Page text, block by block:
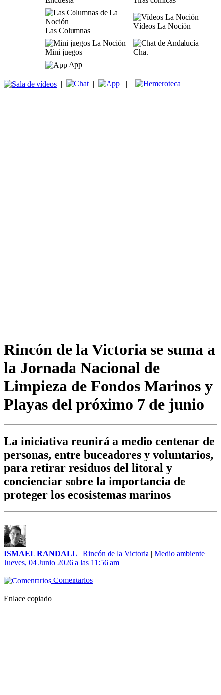
Las Columnas
Vídeos La Noción
Mini juegos
Chat
App
| | |
Rincón de la Victoria se suma a
la Jornada Nacional de
Limpieza de Fondos Marinos y
Playas del próximo 7 de junio
La iniciativa reunirá a medio centenar de
personas, entre buceadores y voluntarios,
para retirar residuos del litoral y
concienciar sobre la importancia de
proteger los ecosistemas marinos
ISMAEL RANDALL | Rincón de la Victoria | Medio ambiente
Jueves, 04 Junio 2026 a las 11:56 am
Comentarios
Enlace copiado